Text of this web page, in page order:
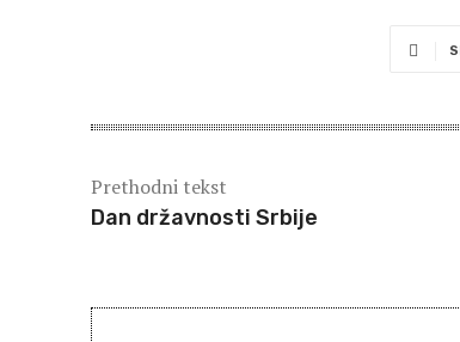
Prethodni tekst
Dan državnosti Srbije